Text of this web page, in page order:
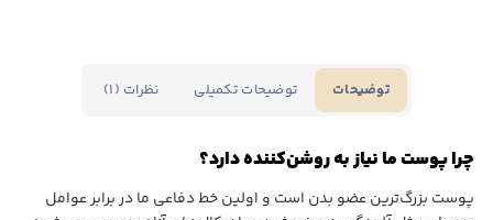
توضیحات توضیحات تکمیلی نظرات (1)
چرا پوست ما نیاز به روشن‌کننده دارد؟
پوست بزرگ‌ترین عضو بدن است و اولین خط دفاعی ما در برابر عوامل